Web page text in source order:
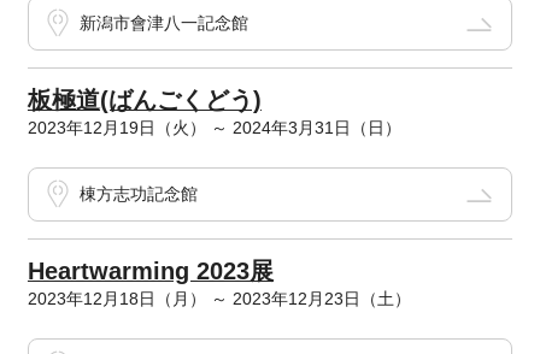
新潟市會津八一記念館
板極道(ばんごくどう)
2023年12月19日（火） ～ 2024年3月31日（日）
棟方志功記念館
Heartwarming 2023展
2023年12月18日（月） ～ 2023年12月23日（土）